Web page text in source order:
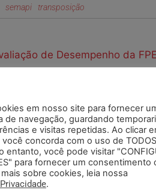
semapi transposição
de Desempenho da
em nosso site para fornecer
de navegação, guardando
e visitas repetidas. Ao clicar
você concorda com o uso de
entanto, você pode visitar
para fornecer um consentimento
mais sobre cookies, leia nossa
.